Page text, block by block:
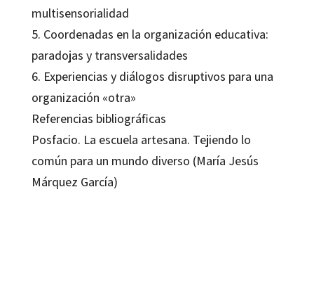
multisensorialidad
5. Coordenadas en la organización educativa:
paradojas y transversalidades
6. Experiencias y diálogos disruptivos para una
organización «otra»
Referencias bibliográficas
Posfacio. La escuela artesana. Tejiendo lo
común para un mundo diverso (María Jesús
Márquez García)